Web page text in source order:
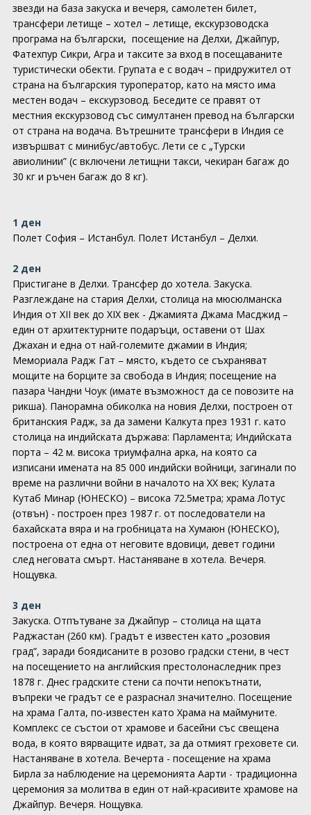
звезди на база закуска и вечеря, самолетен билет,
трансфери летище – хотел – летище, екскурзоводска
програма на български, посещение на Делхи, Джайпур,
Фатехпур Сикри, Агра и таксите за вход в посещаваните
туристически обекти. Групата е с водач – придружител от
страна на българския туроператор, като на място има
местен водач – екскурзовод. Беседите се правят от
местния екскурзовод със симултанен превод на български
от страна на водача. Вътрешните трансфери в Индия се
извършват с минибус/автобус. Лети се с „Турски
авиолинии” (с включени летищни такси, чекиран багаж до
30 кг и ръчен багаж до 8 кг).
1 ден
Полет София – Истанбул. Полет Истанбул – Делхи.
2 ден
Пристигане в Делхи. Трансфер до хотела. Закуска.
Разглеждане на стария Делхи, столица на мюсюлманска
Индия от ХII век до XIX век - Джамията Джама Масджид –
един от архитектурните подаръци, оставени от Шах
Джахан и една от най-големите джамии в Индия;
Мемориала Радж Гат – място, където се съхраняват
мощите на борците за свобода в Индия; посещение на
пазара Чандни Чоук (имате възможност да се повозите на
рикша). Панорамна обиколка на новия Делхи, построен от
британския Радж, за да замени Калкута през 1931 г. като
столица на индийската държава: Парламента; Индийската
порта – 42 м. висока триумфална арка, на която са
изписани имената на 85 000 индийски войници, загинали по
време на различни войни в началото на XX век; Кулата
Кутаб Минар (ЮНЕСКО) – висока 72.5метра; храма Лотус
(отвън) - построен през 1987 г. от последователи на
бахайската вяра и на гробницата на Хумаюн (ЮНЕСКО),
построена от една от неговите вдовици, девет години
след неговата смърт. Настаняване в хотела. Вечеря.
Нощувка.
3 ден
Закуска. Отпътуване за Джайпур – столица на щата
Раджастан (260 км). Градът е известен като „розовия
град”, заради боядисаните в розово градски стени, в чест
на посещението на английския престолонаследник през
1878 г. Днес градските стени са почти непокътнати,
въпреки че градът се е разраснал значително. Посещение
на храма Галта, по-известен като Храма на маймуните.
Комплекс се състои от храмове и басейни със свещена
вода, в която вярващите идват, за да отмият греховете си.
Настаняване в хотела. Вечерта - посещение на храма
Бирла за наблюдение на церемонията Аарти - традиционна
церемония за молитва в един от най-красивите храмове на
Джайпур. Вечеря. Нощувка.